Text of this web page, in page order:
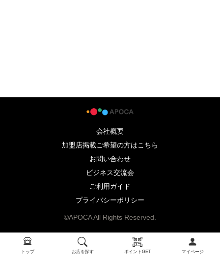
トップ お店を探す ポイントGET マイページ
会社概要
加盟店掲載ご希望の方はこちら
お問い合わせ
ビジネス交流会
ご利用ガイド
プライバシーポリシー
©APOCA All Rights Reserved.